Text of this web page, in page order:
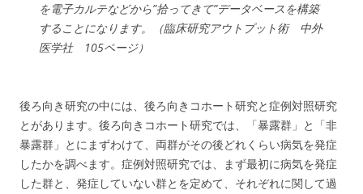
を電子カルテなどから”拾ってきて”データベースを構築
することになります。（臨床研究アウトプット術 中外
医学社 105ページ）
後ろ向き研究の中には、後ろ向きコホート研究と症例対照研究
とがあります。後ろ向きコホート研究では、「暴露群」と「非
暴露群」とにまずわけて、両群がその後どれくらい病気を発症
したかを調べます。症例対照研究では、まず最初に病気を発症
した群と、発症していない群とを定めて、それぞれに関して過